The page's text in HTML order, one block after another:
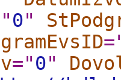
0"
="0"